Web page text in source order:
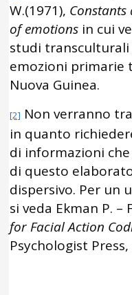
W.(1971), Constants
of emotions in cui
studi transculturali
emozioni primarie
Nuova Guinea.
[2] Non verranno
in quanto
di informazioni
di questo
dispersivo. Per un
si veda Ekman P. –
for Facial Action
Psychologist